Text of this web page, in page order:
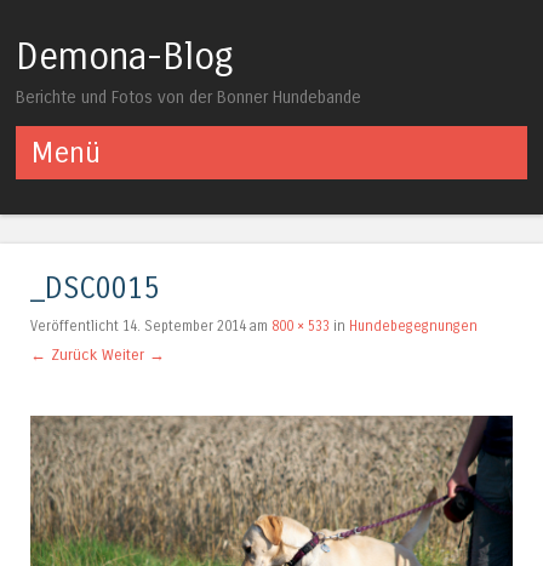
Demona-Blog
Berichte und Fotos von der Bonner Hundebande
Menü
_DSC0015
Veröffentlicht 14. September 2014 am 800 × 533 in Hundebegegnungen
← Zurück Weiter →